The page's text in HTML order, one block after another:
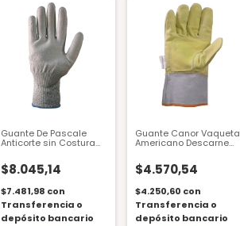
Guante De Pascale
Anticorte sin Costura
$8.045,14
$7.481,98 con
Transferencia o
depósito bancario
Guante Canor Vaqueta
Americano Descarne
Talle 10
$4.570,54
$4.250,60 con
Transferencia o
depósito bancario